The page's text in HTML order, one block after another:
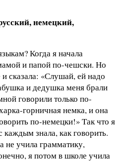
немецкий,
Когда я начала
и папой по-чешски. Но
сказала: «Слушай, ей надо
и дедушка меня брали
говорили только по-
горничная немка, и она
по-немецки!» Так что я
каждым знала, как говорить.
не учила грамматику,
я потом в школе учила